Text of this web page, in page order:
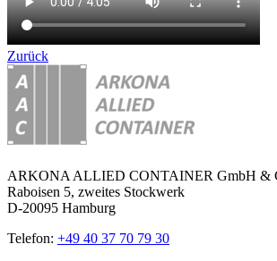
Zurück
ARKONA ALLIED CONTAINER GmbH &
Raboisen 5, zweites Stockwerk
D-20095 Hamburg
Telefon: +49 40 37 70 79 30